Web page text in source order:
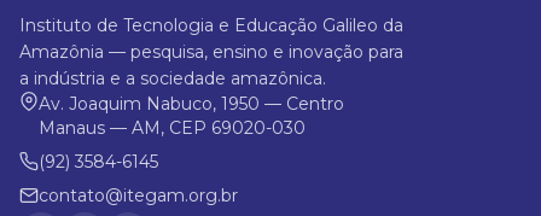
Instituto de Tecnologia e Educação Galileo da
Amazônia — pesquisa, ensino e inovação para
a indústria e a sociedade amazônica.
Av. Joaquim Nabuco, 1950 — Centro
Manaus — AM, CEP 69020-030
(92) 3584-6145
contato@itegam.org.br